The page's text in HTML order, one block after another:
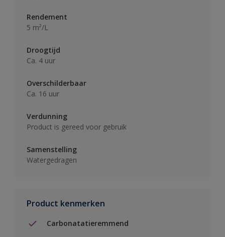
Rendement
5 m²/L
Droogtijd
Ca. 4 uur
Overschilderbaar
Ca. 16 uur
Verdunning
Product is gereed voor gebruik
Samenstelling
Watergedragen
Product kenmerken
Carbonatatieremmend